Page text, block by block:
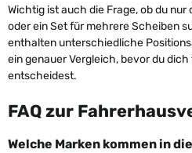
Wichtig ist auch die Frage, ob du
oder ein Set für mehrere Scheiben
enthalten unterschiedliche
ein genauer Vergleich, bevor du
entscheidest.
FAQ zur
Welche Marken kommen in